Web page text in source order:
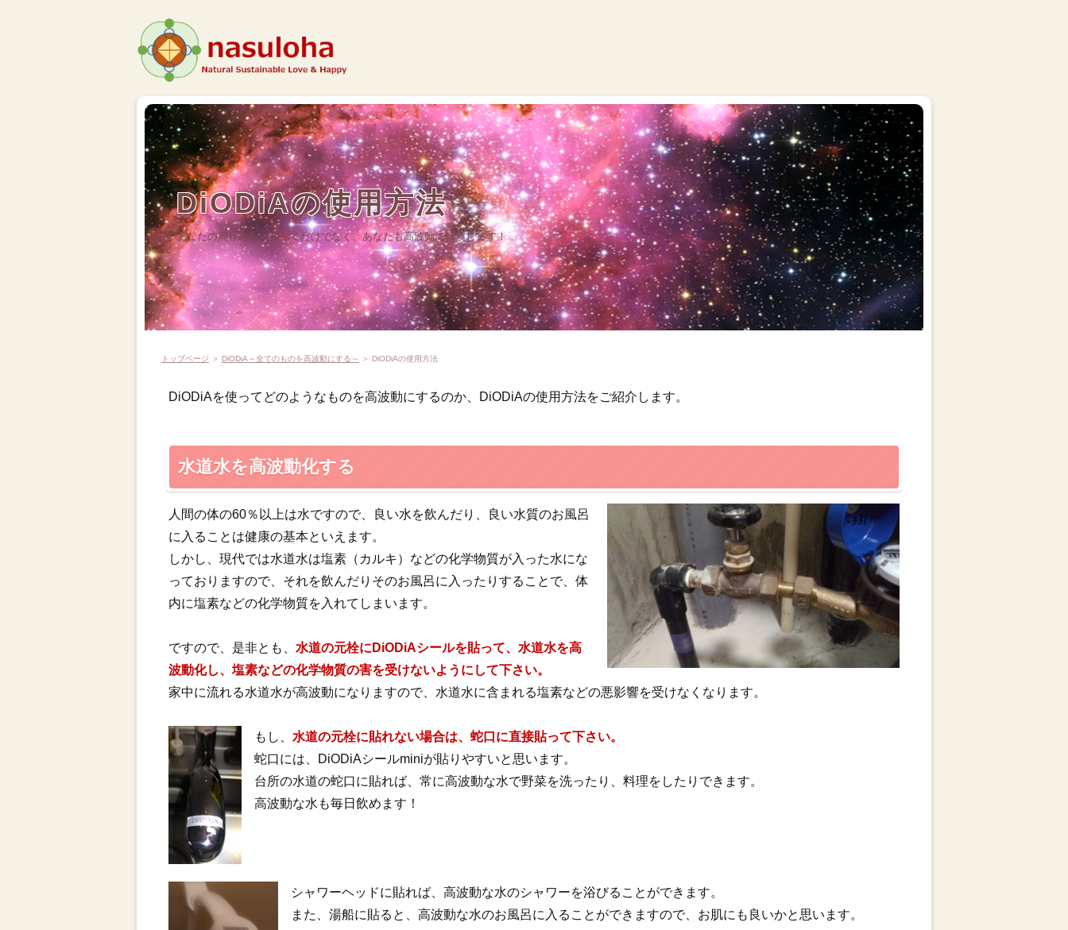
DiODiAの使用方法
あなたの周りのものすべてだけでなく、あなたも高波動に転換します！
トップページ ＞ DiODiA～全てのものを高波動にする～ ＞ DiODiAの使用方法
DiODiAを使ってどのようなものを高波動にするのか、DiODiAの使用方法をご紹介します。
水道水を高波動化する
人間の体の60％以上は水ですので、良い水を飲んだり、良い水質のお風呂
に入ることは健康の基本といえます。
しかし、現代では水道水は塩素（カルキ）などの化学物質が入った水にな
っておりますので、それを飲んだりそのお風呂に入ったりすることで、体
内に塩素などの化学物質を入れてしまいます。
ですので、是非とも、 水道の元栓にDiODiAシールを貼って、水道水を高
波動化し、塩素などの化学物質の害を受けないようにして下さい。
家中に流れる水道水が高波動になりますので、水道水に含まれる塩素などの悪影響を受けなくなります。
もし、 水道の元栓に貼れない場合は、蛇口に直接貼って下さい。
蛇口には、DiODiAシールminiが貼りやすいと思います。
台所の水道の蛇口に貼れば、常に高波動な水で野菜を洗ったり、料理をしたりできます。
高波動な水も毎日飲めます！
シャワーヘッドに貼れば、高波動な水のシャワーを浴びることができます。
また、湯船に貼ると、高波動な水のお風呂に入ることができますので、お肌にも良いかと思います。